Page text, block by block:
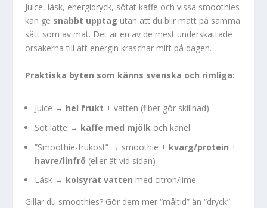
Juice, läsk, energidryck, sötat kaffe och vissa smoothies
kan ge snabbt upptag utan att du blir mätt på samma
sätt som av mat. Det är en av de mest underskattade
orsakerna till att energin kraschar mitt på dagen.
Praktiska byten som känns svenska och rimliga:
Juice → hel frukt + vatten (fiber gör skillnad)
Söt latte → kaffe med mjölk och kanel
”Smoothie-frukost” → smoothie + kvarg/protein +
havre/linfrö (eller ät vid sidan)
Läsk → kolsyrat vatten med citron/lime
Gillar du smoothies? Gör dem mer “måltid” än “dryck”: